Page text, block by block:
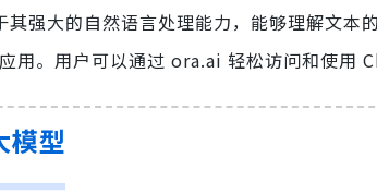
强大的自然语言处理能力，能够理解文本
用。用户可以通过 ora.ai 轻松访问和使用
模型